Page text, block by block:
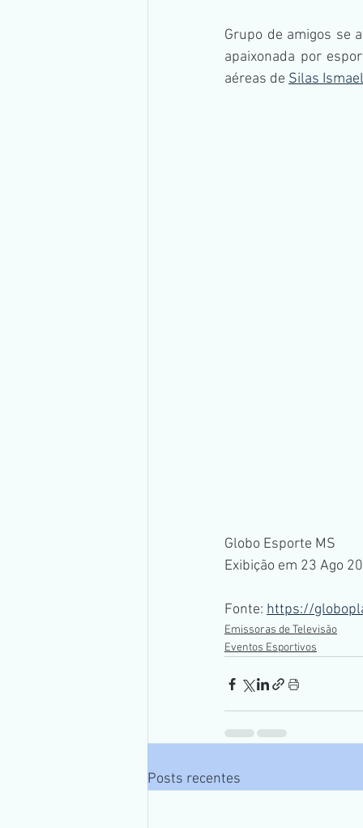
Grupo de amigos se
apaixonada por
aéreas de Silas Ismael
Globo Esporte MS
Exibição em 23 Ago
Fonte: https://
Emissoras de Televisão
Eventos Esportivos
Posts recentes